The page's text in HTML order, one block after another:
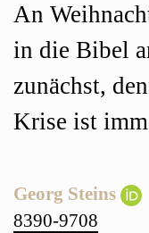
Georg Steins
8390-9708
An
in die Bibel
zunächst,
Krise ist